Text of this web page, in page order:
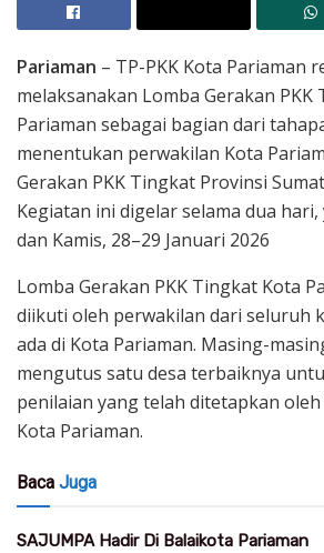
Pariaman – TP-PKK Kota Pariaman
melaksanakan Lomba Gerakan PKK
Pariaman sebagai bagian dari
menentukan perwakilan Kota
Gerakan PKK Tingkat Provinsi
Kegiatan ini digelar selama dua hari,
dan Kamis, 28–29 Januari 2026
Lomba Gerakan PKK Tingkat Kota
diikuti oleh perwakilan dari seluruh
ada di Kota Pariaman. Masing-
mengutus satu desa terbaiknya
penilaian yang telah ditetapkan
Kota Pariaman.
Baca Juga
SAJUMPA Hadir Di Balaikota Pariaman